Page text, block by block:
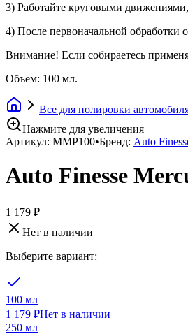
3) Работайте круговыми
4) После первоначальной обработки
Внимание! Если собираетесь
Объем: 100 мл.
Все для полировки
Нажмите для увеличения
Артикул: MMP100•Бренд: Auto
Auto Finesse
1 179 ₽
Нет в наличии
Выберите вариант:
100 мл
1 179 ₽Нет в наличии
250 мл